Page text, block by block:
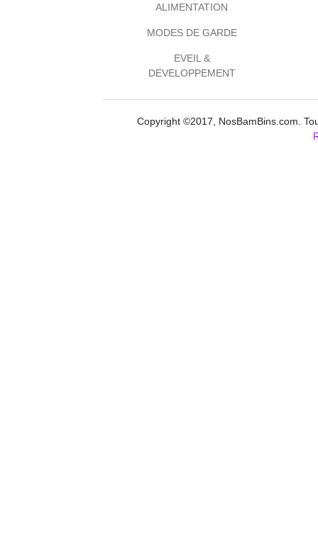
ALIMENTATION
MODES DE GARDE
EVEIL &
DEVELOPPEMENT
Copyright ©2017, NosBamBins.com.